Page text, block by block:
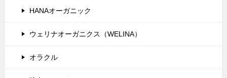
HANAオーガニック
ウェリナオーガニクス（WELINA）
オラクル